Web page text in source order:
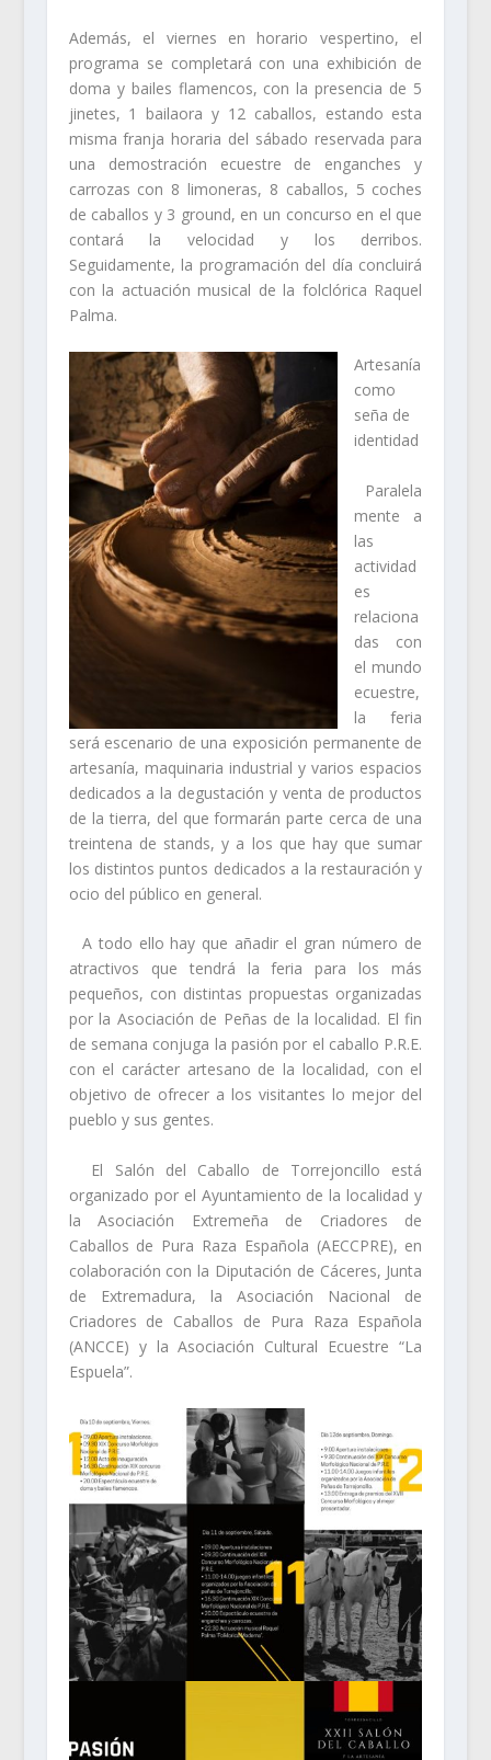
Además, el viernes en horario vespertino, el
programa se completará con una exhibición de
doma y bailes flamencos, con la presencia de 5
jinetes, 1 bailaora y 12 caballos, estando esta
misma franja horaria del sábado reservada para
una demostración ecuestre de enganches y
carrozas con 8 limoneras, 8 caballos, 5 coches
de caballos y 3 ground, en un concurso en el que
contará la velocidad y los derribos.
Seguidamente, la programación del día concluirá
con la actuación musical de la folclórica Raquel
Palma.
Artesanía
como
seña de
identidad
Paralela
mente a
las
actividad
es
relaciona
das con
el mundo
ecuestre,
la feria
será escenario de una exposición permanente de
artesanía, maquinaria industrial y varios espacios
dedicados a la degustación y venta de productos
de la tierra, del que formarán parte cerca de una
treintena de stands, y a los que hay que sumar
los distintos puntos dedicados a la restauración y
ocio del público en general.
A todo ello hay que añadir el gran número de
atractivos que tendrá la feria para los más
pequeños, con distintas propuestas organizadas
por la Asociación de Peñas de la localidad. El fin
de semana conjuga la pasión por el caballo P.R.E.
con el carácter artesano de la localidad, con el
objetivo de ofrecer a los visitantes lo mejor del
pueblo y sus gentes.
El Salón del Caballo de Torrejoncillo está
organizado por el Ayuntamiento de la localidad y
la Asociación Extremeña de Criadores de
Caballos de Pura Raza Española (AECCPRE), en
colaboración con la Diputación de Cáceres, Junta
de Extremadura, la Asociación Nacional de
Criadores de Caballos de Pura Raza Española
(ANCCE) y la Asociación Cultural Ecuestre “La
Espuela”.